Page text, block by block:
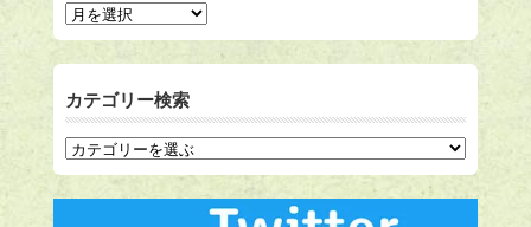
カテゴリー検索